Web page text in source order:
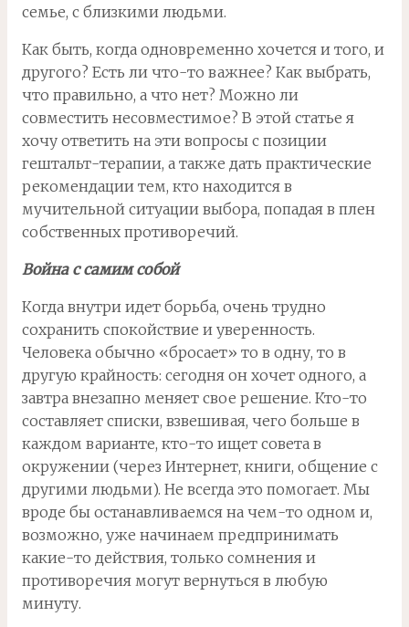
семье, с близкими людьми.
Как быть, когда одновременно хочется и того, и
другого? Есть ли что-то важнее? Как выбрать,
что правильно, а что нет? Можно ли
совместить несовместимое? В этой статье я
хочу ответить на эти вопросы с позиции
гештальт-терапии, а также дать практические
рекомендации тем, кто находится в
мучительной ситуации выбора, попадая в плен
собственных противоречий.
Война с самим собой
Когда внутри идет борьба, очень трудно
сохранить спокойствие и уверенность.
Человека обычно «бросает» то в одну, то в
другую крайность: сегодня он хочет одного, а
завтра внезапно меняет свое решение. Кто-то
составляет списки, взвешивая, чего больше в
каждом варианте, кто-то ищет совета в
окружении (через Интернет, книги, общение с
другими людьми). Не всегда это помогает. Мы
вроде бы останавливаемся на чем-то одном и,
возможно, уже начинаем предпринимать
какие-то действия, только сомнения и
противоречия могут вернуться в любую
минуту.